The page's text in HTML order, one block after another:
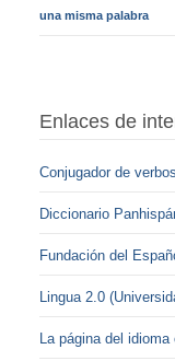
una misma palabra
Enlaces de
Conjugador de verbos
Diccionario
Fundación del
Lingua 2.0
La página del idioma